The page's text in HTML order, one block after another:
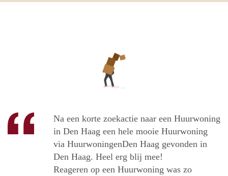
Na een korte zoekactie naar een Huurwoning
in Den Haag een hele mooie Huurwoning
via HuurwoningenDen Haag gevonden in
Den Haag. Heel erg blij mee!
Reageren op een Huurwoning was zo